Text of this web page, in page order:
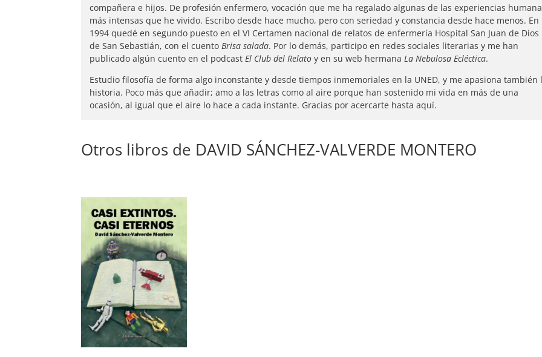
compañera e hijos. De profesión enfermero, vocación que me ha regalado algunas de las experiencias
más intensas que he vivido. Escribo desde hace mucho, pero con seriedad y constancia desde hace menos. En
1994 quedé en segundo puesto en el VI Certamen nacional de relatos de enfermería Hospital San Juan de Dios
de San Sebastián, con el cuentoBrisa salada. Por lo demás, participo en redes sociales literarias y me han
publicado algún cuento en el podcastEl Club del Relato y en su web hermanaLa Nebulosa Ecléctica.
Estudio filosofía de forma algo inconstante y desde tiempos inmemoriales en la UNED, y me apasiona también
historia. Poco más que añadir; amo a las letras como al aire porque han sostenido mi vida en más de una
ocasión, al igual que el aire lo hace a cada instante. Gracias por acercarte hasta aquí.
Otros libros de DAVID SÁNCHEZ-VALVERDE MONTERO